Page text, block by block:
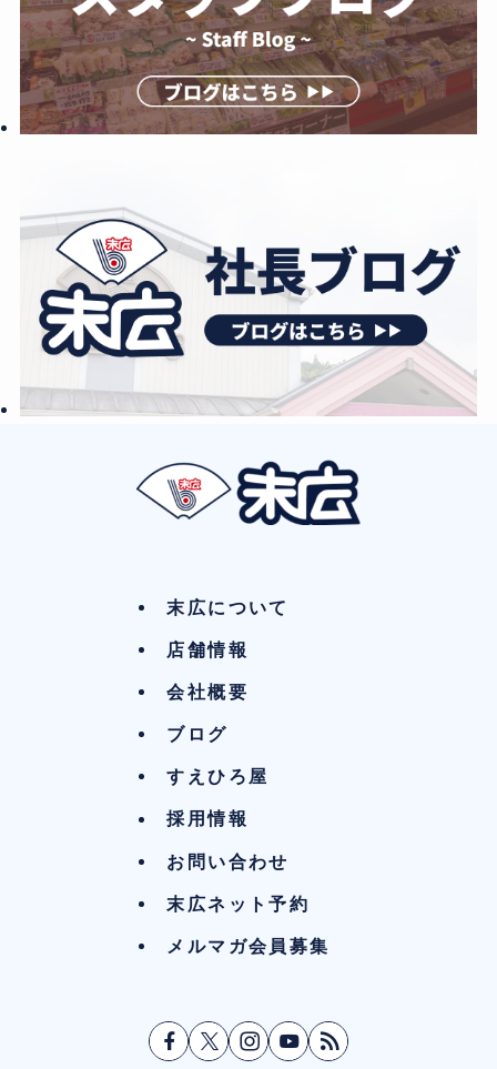
末広について
店舗情報
会社概要
ブログ
すえひろ屋
採用情報
お問い合わせ
末広ネット予約
メルマガ会員募集